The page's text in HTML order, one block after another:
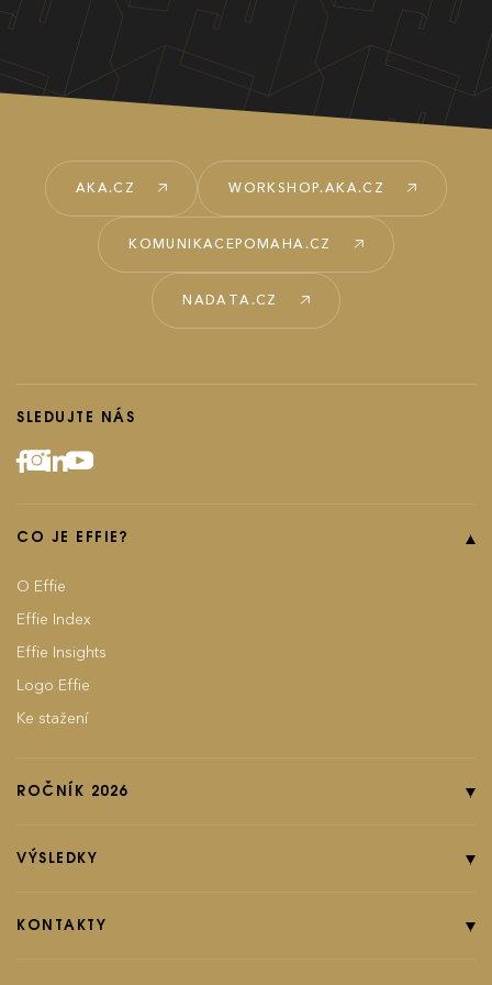
AKA.CZ WORKSHOP.AKA.CZ
KOMUNIKACEPOMAHA.CZ
NADATA.CZ
SLEDUJTE NÁS
CO JE EFFIE?
O Effie
Effie Index
Effie Insights
Logo Effie
Ke stažení
ROČNÍK 2026
Pravidla soutěže
Poplatky
VÝSLEDKY
Ročník 2024
KONTAKTY